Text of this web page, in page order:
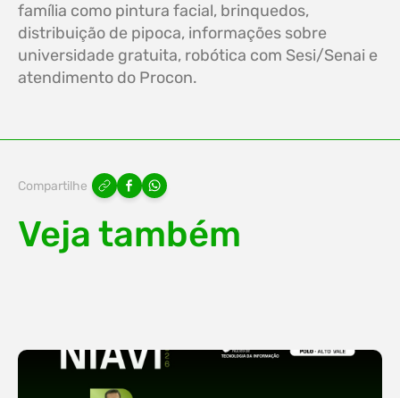
família como pintura facial, brinquedos,
distribuição de pipoca, informações sobre
universidade gratuita, robótica com Sesi/Senai e
atendimento do Procon.
Compartilhe
Veja também